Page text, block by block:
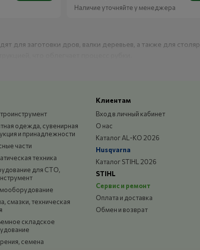
для заготовки дров, валки деревьев, а также для
Наличие уточняйте у менеджера
одежда, сувенирная
и принадлежности
части
техника
для СТО,
смазки, техническая
складское
семена
Клиентам
Вход в личный кабинет
О нас
Каталог AL-KO 2026
Husqvarna
Каталог STIHL 2026
STIHL
Сервис и ремонт
Оплата и доставка
Обмен и возврат